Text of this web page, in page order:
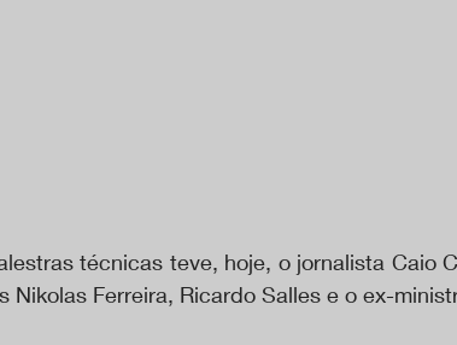
técnicas teve, hoje, o jornalista Caio
Nikolas Ferreira, Ricardo Salles e o ex-